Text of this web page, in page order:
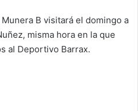
B visitará el domingo a
misma hora en la que
al Deportivo Barrax.